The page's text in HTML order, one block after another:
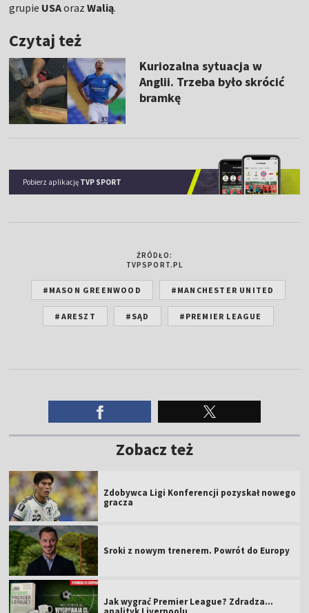
grupie USAorazWalią.
Czytaj też
Kuriozalna sytuacja w
Anglii. Trzeba było skrócić
bramkę
Pobierz aplikację TVP SPORT
ŹRÓDŁO:
TVPSPORT.PL
#MASON GREENWOOD #MANCHESTER UNITED
#ARESZT #SĄD #PREMIER LEAGUE
Zobacz też
Zdobywca Ligi Konferencji pozyskał nowego
gracza
Sroki z nowym trenerem. Powrót do Europy
Jak wygrać Premier League? Zdradza...